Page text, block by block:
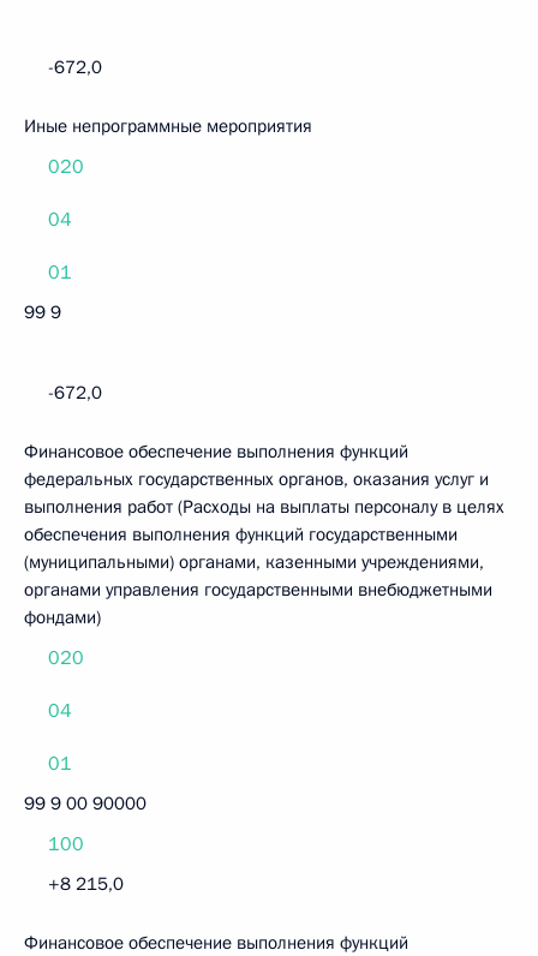
-672,0
Иные непрограммные мероприятия
020
04
01
99 9
-672,0
Финансовое обеспечение выполнения функций
федеральных государственных органов, оказания услуг и
выполнения работ (Расходы на выплаты персоналу в целях
обеспечения выполнения функций государственными
(муниципальными) органами, казенными учреждениями,
органами управления государственными внебюджетными
фондами)
020
04
01
99 9 00 90000
100
+8 215,0
Финансовое обеспечение выполнения функций